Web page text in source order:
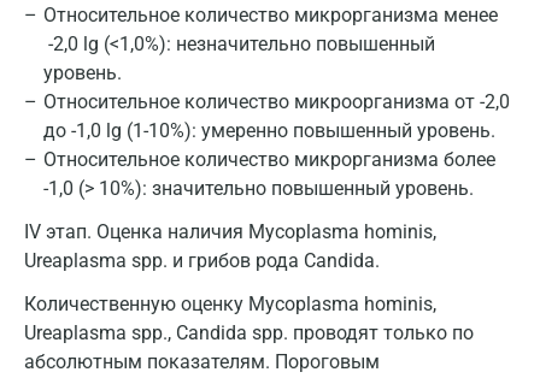
Относительное количество микрорганизма менее
-2,0 lg (<1,0%): незначительно повышенный
уровень.
Относительное количество микроорганизма от -2,0
до -1,0 lg (1-10%): умеренно повышенный уровень.
Относительное количество микрорганизма более
-1,0 (> 10%): значительно повышенный уровень.
IV этап. Оценка наличия Mycoplasma hominis,
Ureaplasma spp. и грибов рода Candida.
Количественную оценку Mycoplasma hominis,
Ureaplasma spp., Candida spp. проводят только по
абсолютным показателям. Пороговым